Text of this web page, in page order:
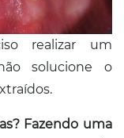
realizar um
solucione o
Fazendo uma